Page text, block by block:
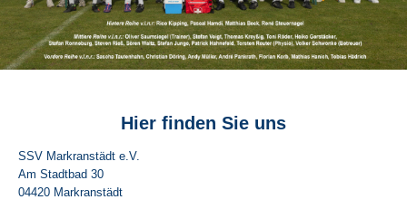
Hier finden Sie uns
SSV Markranstädt e.V.
Am Stadtbad 30
04420 Markranstädt